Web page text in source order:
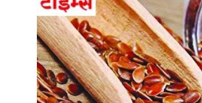
खजूर से बनाएं जैम, चटनी और अचार,
बढ़ाएं आमदनी
05-Aug-2026 02:53 PM